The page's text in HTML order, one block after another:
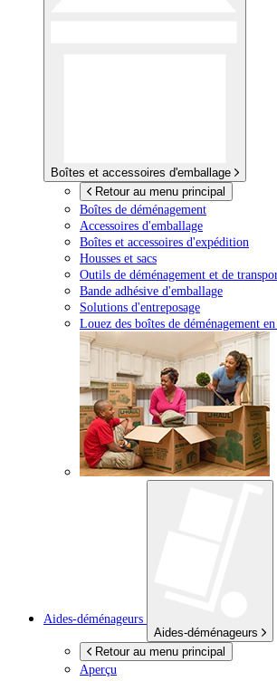
Boîtes et accessoires d'emballage
Retour au menu principal
Boîtes de déménagement
Accessoires d'emballage
Boîtes et accessoires d'expédition
Housses et sacs
Outils de déménagement et de
Bande adhésive d'emballage
Solutions d'entreposage
Louez des boîtes de déménagement
Aides-déménageurs
Aides-déménageurs
Retour au menu principal
Aperçu